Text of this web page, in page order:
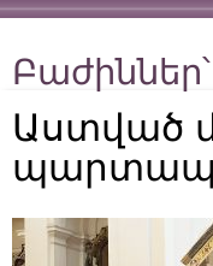
Բաժիններ՝
Աստված